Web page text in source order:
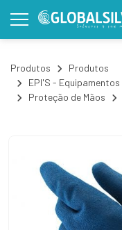
Produtos
Produtos
EPI'S -
Proteção de Mãos